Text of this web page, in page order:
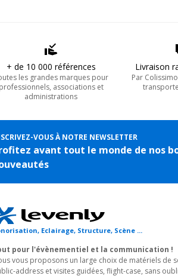
+ de 10 000 références
les grandes marques pour
professionnels, associations et
administrations
Livraison
Par
VOUS À NOTRE NEWSLETTER
avant tout le monde de nos
Eclairage, Structure, Scène ...
pour l'évènementiel et la communication !
vous proposons un large choix de matériels de
address et visites guidées, flight-case, sans